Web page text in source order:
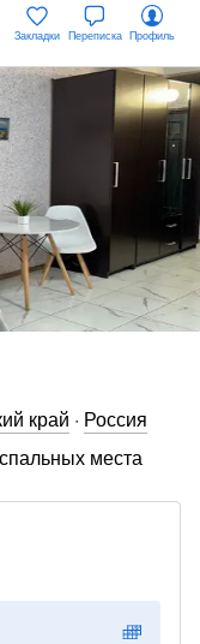
Закладки Переписка Профиль
край · Россия
места